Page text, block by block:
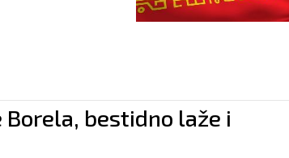
bestidno laže i